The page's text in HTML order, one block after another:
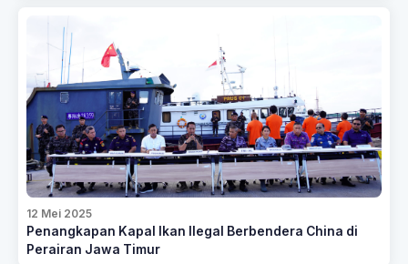
12 Mei 2025
Penangkapan Kapal Ikan Ilegal Berbendera China di
Perairan Jawa Timur